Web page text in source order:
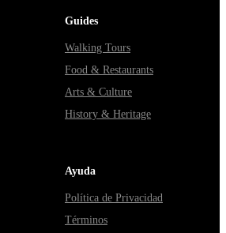
Guides
Walking Tours
Food & Restaurants
Arts & Culture
History & Heritage
Ayuda
Política de Privacidad
Términos